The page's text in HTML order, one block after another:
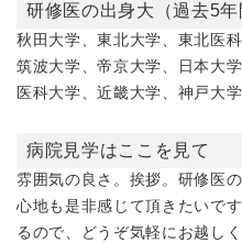
研修医の出身大（過去5年
秋田大学、東北大学、東北医
筑波大学、帝京大学、日本大
医科大学、近畿大学、神戸大学
病院見学はここを見て
雰囲気の良さ。挨拶。研修医
心地も是非感じて頂きたいで
るので、どうぞ気軽にお越しく